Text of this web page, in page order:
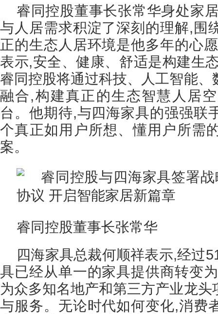
睿同控股董事长张常华身处家
与人居需求积淀了深刻的理解,围
正的生态人居环境是他多年的心
表示,安全、健康、舒适是构建生
睿同控股将通过科技、人工智能
融合,构建真正的生态智慧人居
台。他期待,与四海家具的强强联
个真正如用户所想、懂用户所需
案。
睿同控股董事长张常华
四海家具总裁何顺祥表示,经过
具已经从单一的家具提供商转变
为众多知名地产和第三方产业龙
与服务。无论时代如何变化,消费